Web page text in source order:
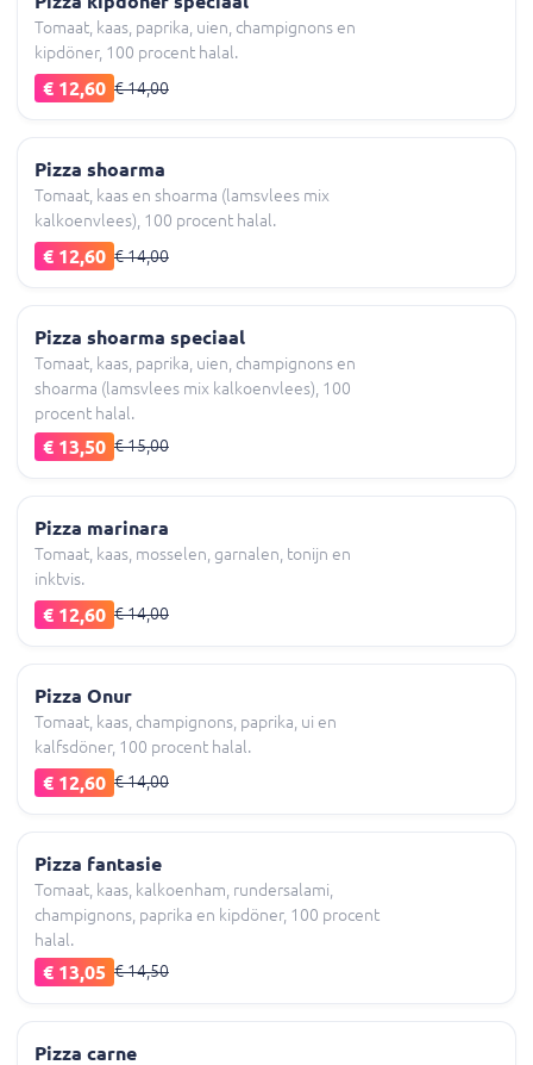
Tomaat, kaas, paprika, uien, champignons en
kipdöner, 100 procent halal.
€ 12,60 € 14,00
Pizza shoarma
Tomaat, kaas en shoarma (lamsvlees mix
kalkoenvlees), 100 procent halal.
€ 12,60 € 14,00
Pizza shoarma speciaal
Tomaat, kaas, paprika, uien, champignons en
shoarma (lamsvlees mix kalkoenvlees), 100
procent halal.
€ 13,50 € 15,00
Pizza marinara
Tomaat, kaas, mosselen, garnalen, tonijn en
inktvis.
€ 12,60 € 14,00
Pizza Onur
Tomaat, kaas, champignons, paprika, ui en
kalfsdöner, 100 procent halal.
€ 12,60 € 14,00
Pizza fantasie
Tomaat, kaas, kalkoenham, rundersalami,
champignons, paprika en kipdöner, 100 procent
halal.
€ 13,05 € 14,50
Pizza carne